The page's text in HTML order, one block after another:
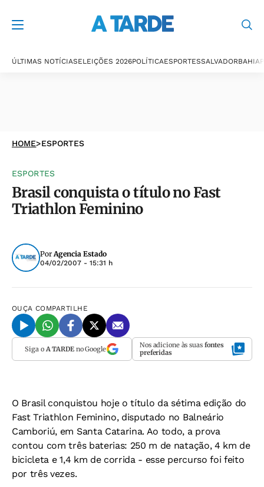
ÚLTIMAS NOTÍCIASELEIÇÕES 2026POLÍTICAESPORTESSALVADORBAHIA
HOME>ESPORTES
ESPORTES
Brasil conquista o título no Fast
Triathlon Feminino
PorAgencia Estado
04/02/2007 - 15:31 h
OUÇA COMPARTILHE
Siga o A TARDEno Google Nos adicione às suas fontes
preferidas
O Brasil conquistou hoje o título da sétima edição do
Fast Triathlon Feminino, disputado no Balneário
Camboriú, em Santa Catarina. Ao todo, a prova
contou com três baterias: 250 m de natação, 4 km de
bicicleta e 1,4 km de corrida - esse percurso foi feito
por três vezes.